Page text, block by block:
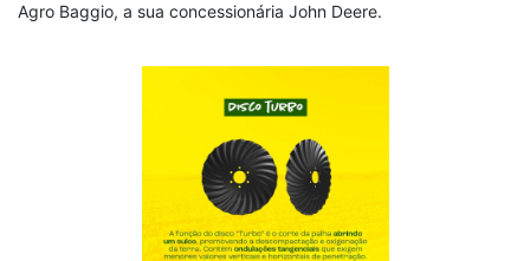
Agro Baggio, a sua concessionária John Deere.